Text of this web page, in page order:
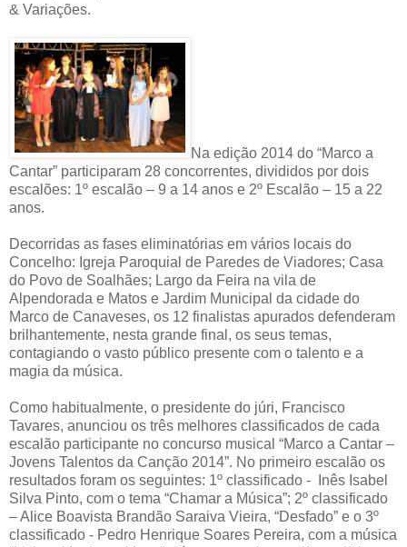
& Variações.
Na edição 2014 do “Marco a
Cantar” participaram 28 concorrentes, divididos por dois
escalões: 1º escalão – 9 a 14 anos e 2º Escalão – 15 a 22
anos.
Decorridas as fases eliminatórias em vários locais do
Concelho: Igreja Paroquial de Paredes de Viadores; Casa
do Povo de Soalhães; Largo da Feira na vila de
Alpendorada e Matos e Jardim Municipal da cidade do
Marco de Canaveses, os 12 finalistas apurados defenderam
brilhantemente, nesta grande final, os seus temas,
contagiando o vasto público presente com o talento e a
magia da música.
Como habitualmente, o presidente do júri, Francisco
Tavares, anunciou os três melhores classificados de cada
escalão participante no concurso musical “Marco a Cantar –
Jovens Talentos da Canção 2014”. No primeiro escalão os
resultados foram os seguintes: 1º classificado - Inês Isabel
Silva Pinto, com o tema “Chamar a Música”; 2º classificado
– Alice Boavista Brandão Saraiva Vieira, “Desfado” e o 3º
classificado - Pedro Henrique Soares Pereira, com a música